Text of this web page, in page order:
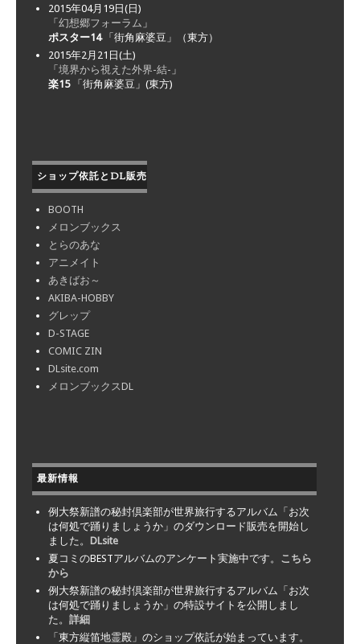
2015年04月19日(日)
「 幻想郷フォーラム 」
ポスター14「街角麻婆豆」（東方）
2015年2月21日(土)
「 境界から視えた外界-結- 」
楽15「街角麻婆豆」(東方)
ショップ依託とDL販売
BOOTH
メロンブックス
とらのあな
アニメイト
あきばお～
AKIBA-HOBBY
グレップ
D-STAGE
COMIC ZIN
DLsite.com
メロンブックスDL
最新情報
例大祭新譜の秘封倶楽部が世界旅行するアルバム「お次
は何処で踊りましょうか」のダウンロード販売を開始し
ました。 DLsite
夏コミのBESTアルバムのアンケート実施中です。 こちら
から
例大祭新譜の秘封倶楽部が世界旅行するアルバム「お次
は何処で踊りましょうか」の特設サイトを公開しまし
た。 詳細
「東方縦笛地霊殿」のショップ依託が始まっています。